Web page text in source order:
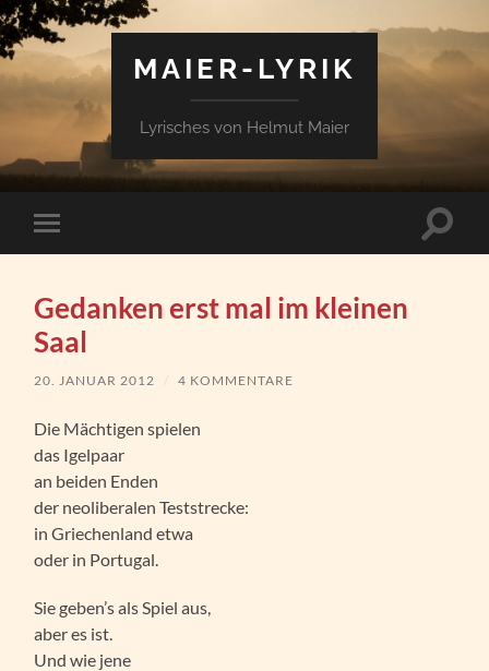
MAIER-LYRIK
Lyrisches von Helmut Maier
Mobile-
Menü
Gedanken erst mal im kleinen
Saal
20. JANUAR 2012 / 4 KOMMENTARE
Die Mächtigen spielen
das Igelpaar
an beiden Enden
der neoliberalen Teststrecke:
in Griechenland etwa
oder in Portugal.
Sie geben’s als Spiel aus,
aber es ist.
Und wie jene